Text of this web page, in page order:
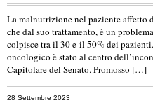
La malnutrizione nel paziente affetto
che dal suo trattamento, è un
colpisce tra il 30 e il 50% dei
oncologico è stato al centro
Capitolare del Senato. Promosso […]
28 Settembre 2023